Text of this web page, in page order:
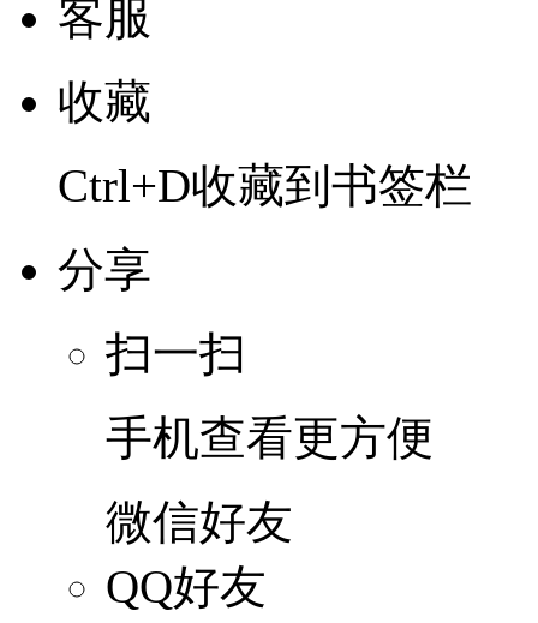
客服
收藏
Ctrl+D收藏到书签栏
分享
扫一扫
手机查看更方便
微信好友
QQ好友